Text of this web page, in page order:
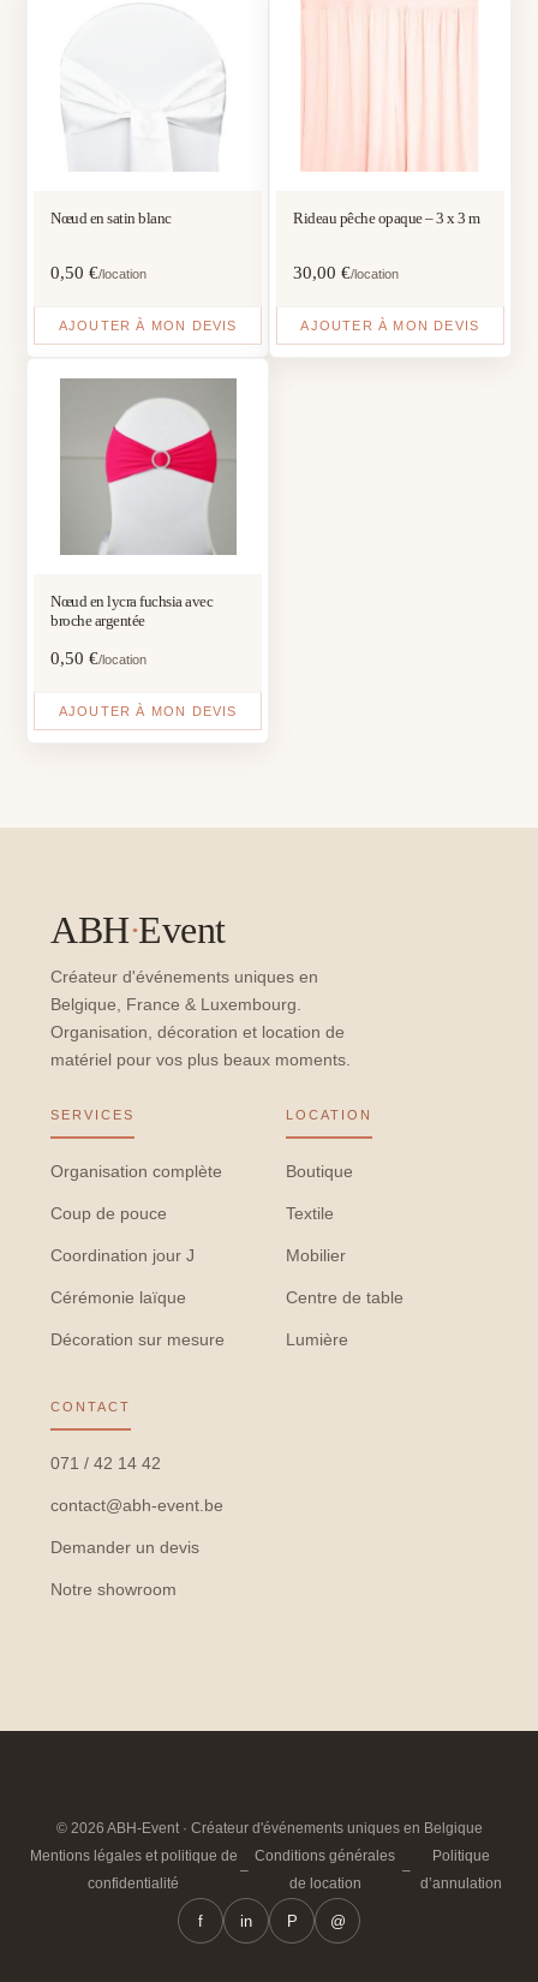
Nœud en satin blanc
0,50€/location
AJOUTER À MON DEVIS
Rideau pêche opaque – 3 x 3 m
30,00 €/location
AJOUTER À MON DEVIS
Nœud en lycra fuchsia avec
broche argentée
0,50€/location
AJOUTER À MON DEVIS
ABH·Event
Créateur d'événements uniques en
Belgique, France & Luxembourg.
Organisation, décoration et location de
matériel pour vos plus beaux moments.
SERVICES
Organisation complète
Coup de pouce
Coordination jour J
Cérémonie laïque
Décoration sur mesure
LOCATION
Boutique
Textile
Mobilier
Centre de table
Lumière
CONTACT
071 / 42 14 42
contact@abh-event.be
Demander un devis
Notre showroom
© 2026 ABH-Event · Créateur d'événements uniques en Belgique
Mentions légales et politique de
confidentialité
–
Conditions générales
de location
–
Politique
d’annulation
f in P @